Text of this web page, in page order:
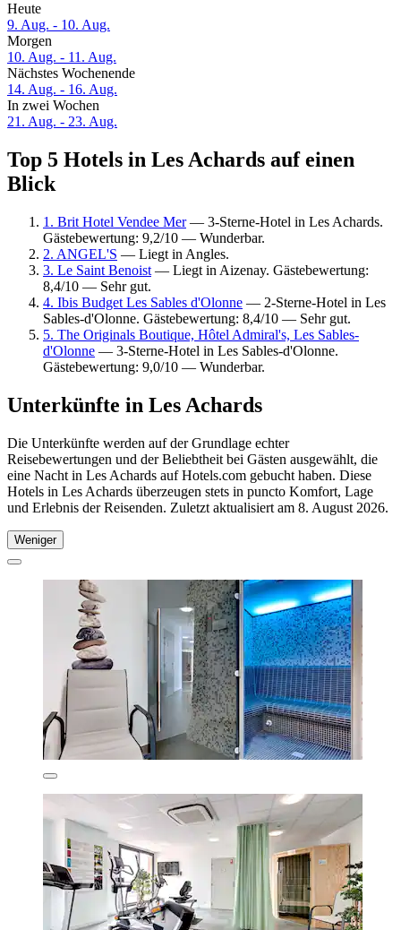
Heute
9. Aug. - 10. Aug.
Morgen
10. Aug. - 11. Aug.
Nächstes Wochenende
14. Aug. - 16. Aug.
In zwei Wochen
21. Aug. - 23. Aug.
Top 5 Hotels in Les Achards auf einen
Blick
1. Brit Hotel Vendee Mer— 3-Sterne-Hotel in Les Achards.
Gästebewertung: 9,2/10 — Wunderbar.
2. ANGEL'S — Liegt in Angles.
3. Le Saint Benoist — Liegt in Aizenay. Gästebewertung:
8,4/10 — Sehr gut.
4. Ibis Budget Les Sables d'Olonne — 2-Sterne-Hotel in Les
Sables-d'Olonne. Gästebewertung: 8,4/10 — Sehr gut.
5. The Originals Boutique, Hôtel Admiral's, Les Sables-
d'Olonne — 3-Sterne-Hotel in Les Sables-d'Olonne.
Gästebewertung: 9,0/10 — Wunderbar.
Unterkünfte in Les Achards
Die Unterkünfte werden auf der Grundlage echter
Reisebewertungen und der Beliebtheit bei Gästen ausgewählt, die
eine Nacht in Les Achards auf Hotels.com gebucht haben. Diese
Hotels in Les Achards überzeugen stets in puncto Komfort, Lage
und Erlebnis der Reisenden. Zuletzt aktualisiert am 8. August 2026.
Weniger